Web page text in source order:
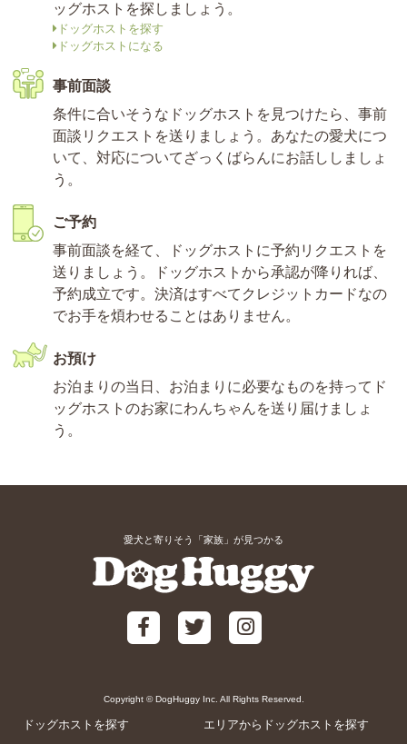
ッグホストを探しましょう。
ドッグホストを探す
ドッグホストになる
事前面談
条件に合いそうなドッグホストを見つけたら、事前
面談リクエストを送りましょう。あなたの愛犬につ
いて、対応についてざっくばらんにお話ししましょ
う。
ご予約
事前面談を経て、ドッグホストに予約リクエストを
送りましょう。ドッグホストから承認が降りれば、
予約成立です。決済はすべてクレジットカードなの
でお手を煩わせることはありません。
お預け
お泊まりの当日、お泊まりに必要なものを持ってド
ッグホストのお家にわんちゃんを送り届けましょ
う。
愛犬と寄りそう「家族」が見つかる
Copyright © DogHuggy Inc. All Rights Reserved.
ドッグホストを探す エリアからドッグホストを探す